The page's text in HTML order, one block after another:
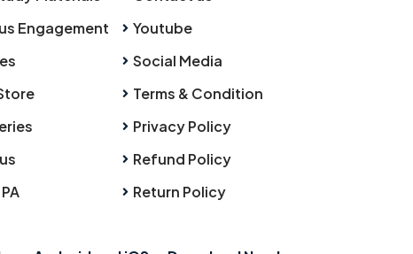
Engagement
Youtube
Social Media
Terms & Condition
Privacy Policy
Refund Policy
Return Policy